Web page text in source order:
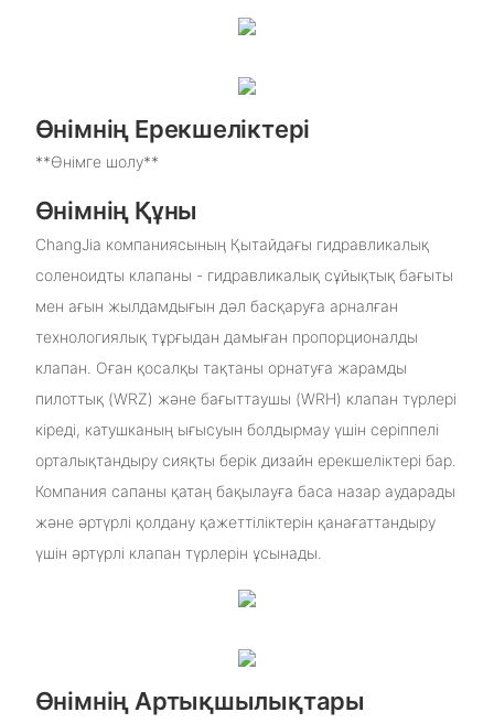
Өнімнің Ерекшеліктері
**Өнімге шолу**
Өнімнің Құны
ChangJia компаниясының Қытайдағы гидравликалық
соленоидты клапаны - гидравликалық сұйықтық бағыты
мен ағын жылдамдығын дәл басқаруға арналған
технологиялық тұрғыдан дамыған пропорционалды
клапан. Оған қосалқы тақтаны орнатуға жарамды
пилоттық (WRZ) және бағыттаушы (WRH) клапан түрлері
кіреді, катушканың ығысуын болдырмау үшін серіппелі
орталықтандыру сияқты берік дизайн ерекшеліктері бар.
Компания сапаны қатаң бақылауға баса назар аударады
және әртүрлі қолдану қажеттіліктерін қанағаттандыру
үшін әртүрлі клапан түрлерін ұсынады.
Өнімнің Артықшылықтары